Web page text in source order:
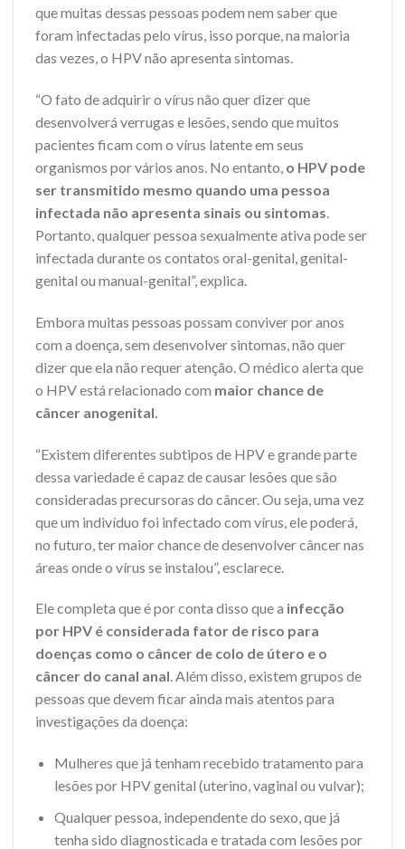
que muitas dessas pessoas podem nem saber que
foram infectadas pelo vírus, isso porque, na maioria
das vezes, o HPV não apresenta sintomas.
“O fato de adquirir o vírus não quer dizer que
desenvolverá verrugas e lesões, sendo que muitos
pacientes ficam com o vírus latente em seus
organismos por vários anos. No entanto, o HPV pode
ser transmitido mesmo quando uma pessoa
infectada não apresenta sinais ou sintomas.
Portanto, qualquer pessoa sexualmente ativa pode ser
infectada durante os contatos oral-genital, genital-
genital ou manual-genital”, explica.
Embora muitas pessoas possam conviver por anos
com a doença, sem desenvolver sintomas, não quer
dizer que ela não requer atenção. O médico alerta que
o HPV está relacionado com maior chance de
câncer anogenital.
“Existem diferentes subtipos de HPV e grande parte
dessa variedade é capaz de causar lesões que são
consideradas precursoras do câncer. Ou seja, uma vez
que um indivíduo foi infectado com vírus, ele poderá,
no futuro, ter maior chance de desenvolver câncer nas
áreas onde o vírus se instalou”, esclarece.
Ele completa que é por conta disso que a infecção
por HPV é considerada fator de risco para
doenças como o câncer de colo de útero e o
câncer do canal anal. Além disso, existem grupos de
pessoas que devem ficar ainda mais atentos para
investigações da doença:
Mulheres que já tenham recebido tratamento para
lesões por HPV genital (uterino, vaginal ou vulvar);
Qualquer pessoa, independente do sexo, que já
tenha sido diagnosticada e tratada com lesões por